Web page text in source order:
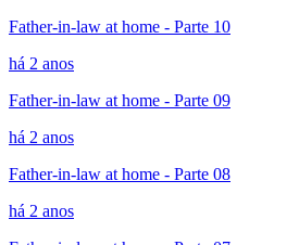
Father-in-law at home - Parte 10
há 2 anos
Father-in-law at home - Parte 09
há 2 anos
Father-in-law at home - Parte 08
há 2 anos